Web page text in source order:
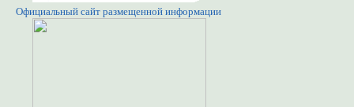
Официальный сайт размещенной информации